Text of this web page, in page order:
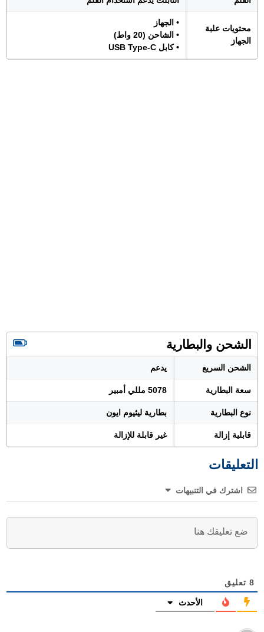
محتويات علبة
الجهاز
• الجهاز
• الشاحن (20 واط)
• كابل USB Type-C
الشحن والبطارية
الشحن السريع يدعم
سعة البطارية 5078 مللي أمبير
نوع البطارية بطارية ليثيوم ايون
قابلية إزالة غير قابلة للإزالة
التعليقات
اشترك في التنبيهات
8 تعليق
الأحدث